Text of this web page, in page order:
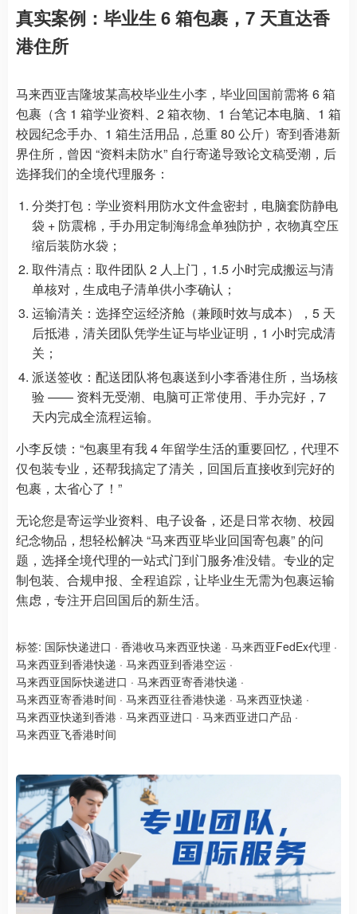
真实案例：毕业生 6 箱包裹，7 天直达香
港住所
马来西亚吉隆坡某高校毕业生小李，毕业回国前需将 6 箱
包裹（含 1 箱学业资料、2 箱衣物、1 台笔记本电脑、1 箱
校园纪念手办、1 箱生活用品，总重 80 公斤）寄到香港新
界住所，曾因 “资料未防水” 自行寄递导致论文稿受潮，后
选择我们的全境代理服务：
分类打包：学业资料用防水文件盒密封，电脑套防静电
袋 + 防震棉，手办用定制海绵盒单独防护，衣物真空压
缩后装防水袋；
取件清点：取件团队 2 人上门，1.5 小时完成搬运与清
单核对，生成电子清单供小李确认；
运输清关：选择空运经济舱（兼顾时效与成本），5 天
后抵港，清关团队凭学生证与毕业证明，1 小时完成清
关；
派送签收：配送团队将包裹送到小李香港住所，当场核
验 —— 资料无受潮、电脑可正常使用、手办完好，7
天内完成全流程运输。
小李反馈：“包裹里有我 4 年留学生活的重要回忆，代理不
仅包装专业，还帮我搞定了清关，回国后直接收到完好的
包裹，太省心了！”
无论您是寄运学业资料、电子设备，还是日常衣物、校园
纪念物品，想轻松解决 “马来西亚毕业回国寄包裹” 的问
题，选择全境代理的一站式门到门服务准没错。专业的定
制包装、合规申报、全程追踪，让毕业生无需为包裹运输
焦虑，专注开启回国后的新生活。
标签: 国际快递进口 · 香港收马来西亚快递 · 马来西亚FedEx代理 ·
马来西亚到香港快递 · 马来西亚到香港空运 ·
马来西亚国际快递进口 · 马来西亚寄香港快递 ·
马来西亚寄香港时间 · 马来西亚往香港快递 · 马来西亚快递 ·
马来西亚快递到香港 · 马来西亚进口 · 马来西亚进口产品 ·
马来西亚飞香港时间